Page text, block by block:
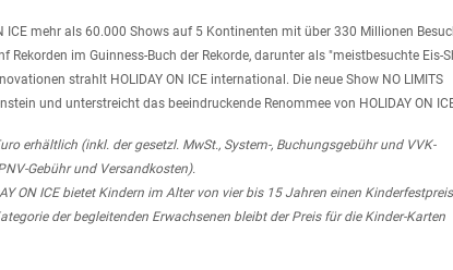
ICE mehr als 60.000 Shows auf 5 Kontinenten mit über 330 Millionen
Rekorden im Guinness-Buch der Rekorde, darunter als "meistbesuchte Eis-
strahlt HOLIDAY ON ICE international. Die neue Show NO LIMITS
und unterstreicht das beeindruckende Renommee von HOLIDAY ON
erhältlich (inkl. der gesetzl. MwSt., System-, Buchungsgebühr und VVK-
Gebühr und Versandkosten).
ON ICE bietet Kindern im Alter von vier bis 15 Jahren einen
der begleitenden Erwachsenen bleibt der Preis für die Kinder-Karten